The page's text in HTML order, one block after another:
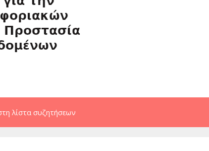
λίστα συζητήσεων